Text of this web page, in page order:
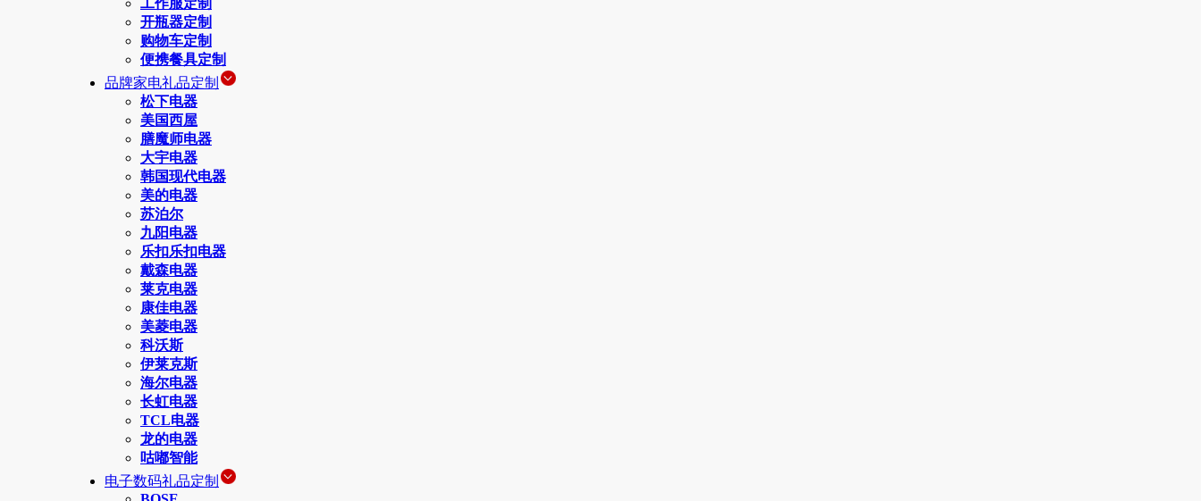
工作服定制
开瓶器定制
购物车定制
便携餐具定制
品牌家电礼品定制
松下电器
美国西屋
膳魔师电器
大宇电器
韩国现代电器
美的电器
苏泊尔
九阳电器
乐扣乐扣电器
戴森电器
莱克电器
康佳电器
美菱电器
科沃斯
伊莱克斯
海尔电器
长虹电器
TCL电器
龙的电器
咕嘟智能
电子数码礼品定制